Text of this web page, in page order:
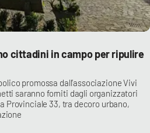
cittadini in campo per ripulire
promossa dall’associazione Vivi
saranno forniti dagli organizzatori
Provinciale 33, tra decoro urbano,